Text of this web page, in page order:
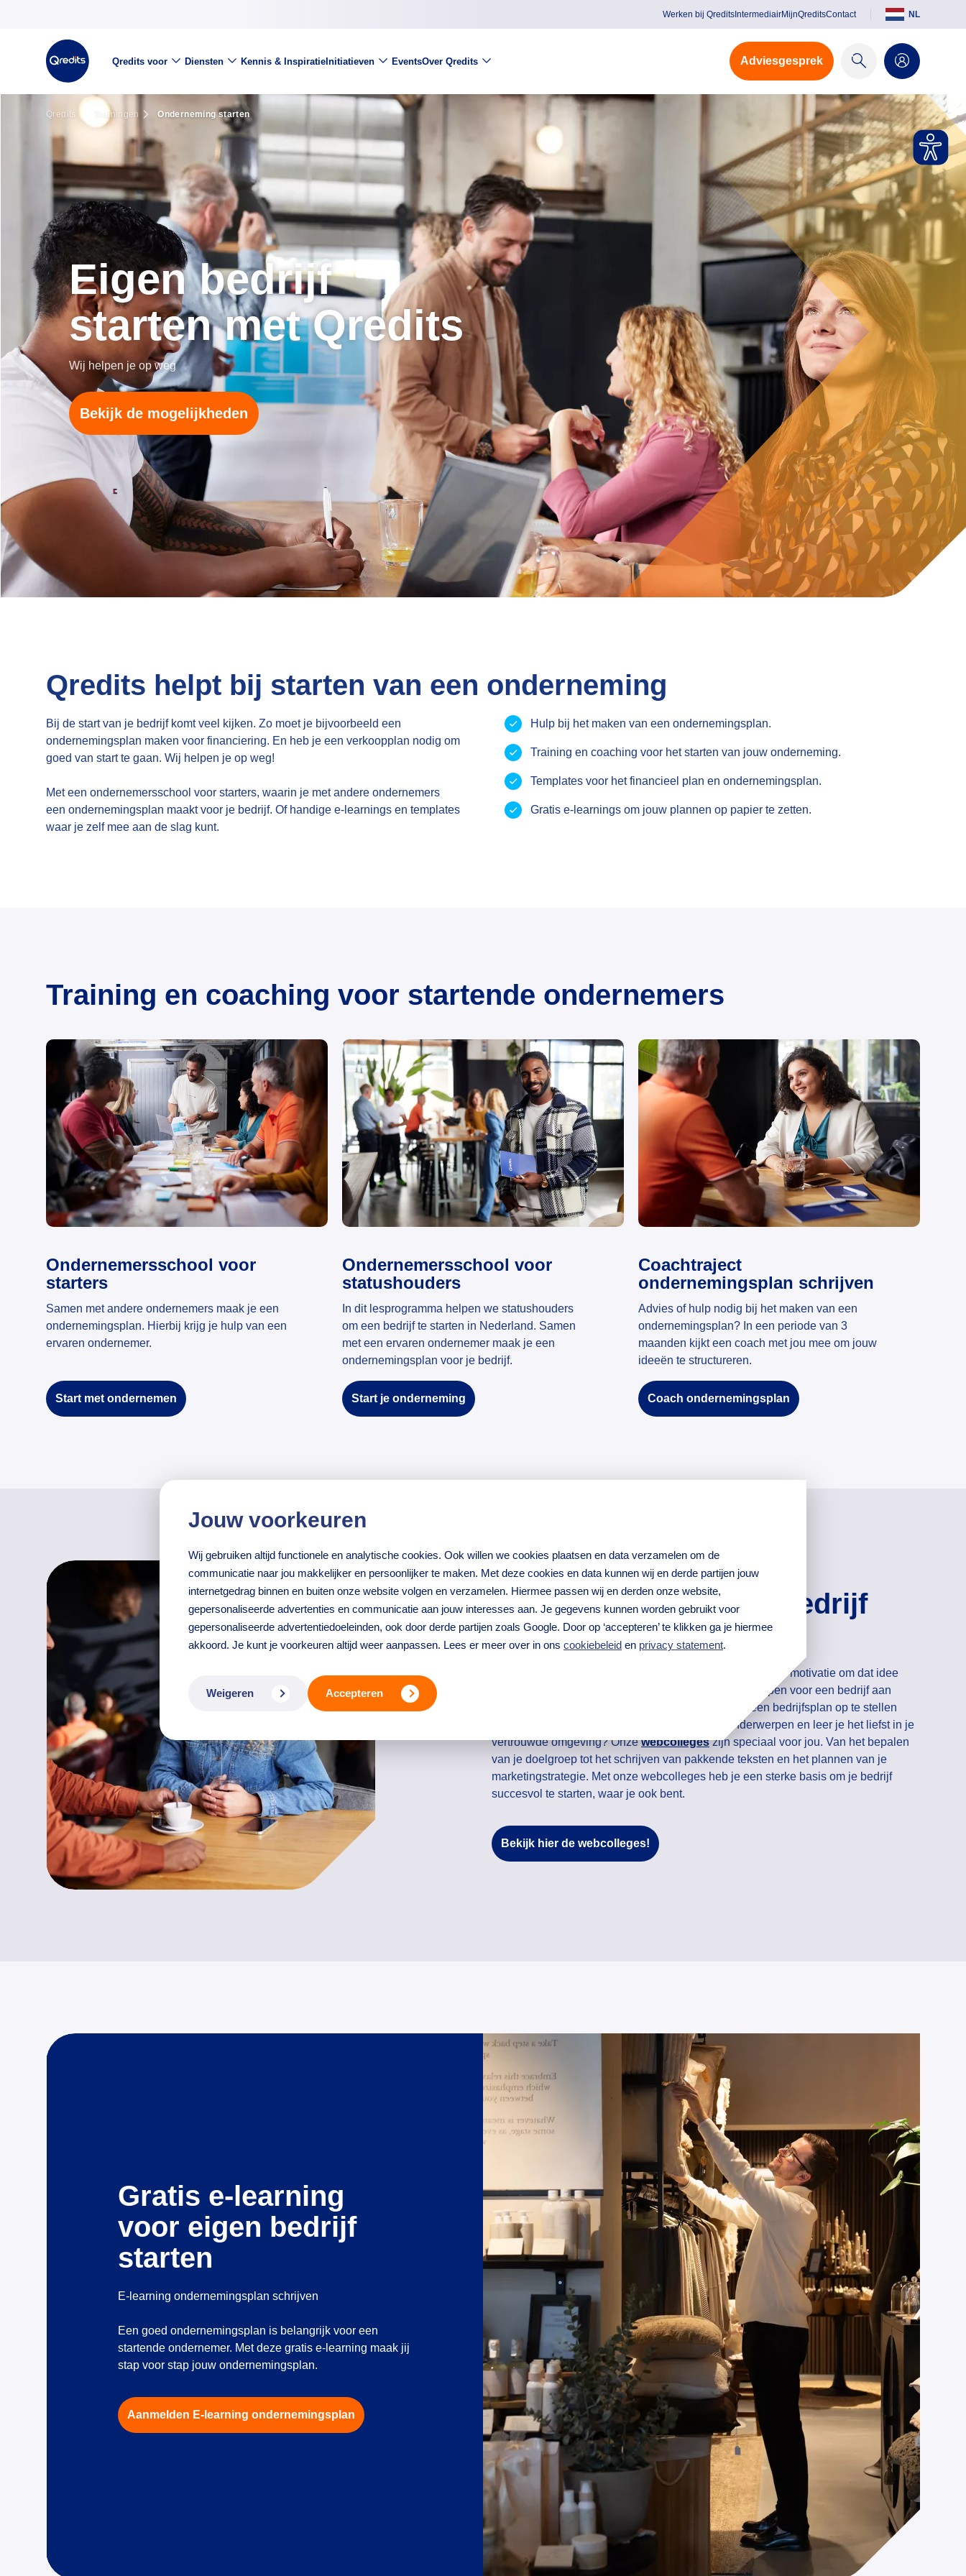
Jouw voorkeuren
Wij gebruiken altijd functionele en analytische cookies. Ook willen we cookies plaatsen en data verzamelen om de
communicatie naar jou makkelijker en persoonlijker te maken. Met deze cookies en data kunnen wij en derde partijen jouw
internetgedrag binnen en buiten onze website volgen en verzamelen. Hiermee passen wij en derden onze website,
gepersonaliseerde advertenties en communicatie aan jouw interesses aan. Je gegevens kunnen worden gebruikt voor
gepersonaliseerde advertentiedoeleinden, ook door derde partijen zoals Google. Door op ‘accepteren’ te klikken ga je hiermee
akkoord. Je kunt je voorkeuren altijd weer aanpassen. Lees er meer over in ons cookiebeleid en privacy statement.
Weigeren Accepteren
Werken bij Qredits IntermediairMijnQreditsContact NL
Qredits voor Diensten Kennis & InspiratieInitiatieven EventsOver Qredits Adviesgesprek
Qredits Trainingen Onderneming starten
Eigen bedrijf
starten met Qredits
Wij helpen je op weg
Bekijk de mogelijkheden
Qredits helpt bij starten van een onderneming
Bij de start van je bedrijf komt veel kijken. Zo moet je bijvoorbeeld een
ondernemingsplan maken voor financiering. En heb je een verkoopplan nodig om
goed van start te gaan. Wij helpen je op weg!
Met een ondernemersschool voor starters, waarin je met andere ondernemers
een ondernemingsplan maakt voor je bedrijf. Of handige e-learnings en templates
waar je zelf mee aan de slag kunt.
Hulp bij het maken van een ondernemingsplan.
Training en coaching voor het starten van jouw onderneming.
Templates voor het financieel plan en ondernemingsplan.
Gratis e-learnings om jouw plannen op papier te zetten.
Training en coaching voor startende ondernemers
Ondernemersschool voor
starters
Samen met andere ondernemers maak je een
ondernemingsplan. Hierbij krijg je hulp van een
ervaren ondernemer.
Start met ondernemen
Ondernemersschool voor
statushouders
In dit lesprogramma helpen we statushouders
om een bedrijf te starten in Nederland. Samen
met een ervaren ondernemer maak je een
ondernemingsplan voor je bedrijf.
Start je onderneming
Coachtraject
ondernemingsplan schrijven
Advies of hulp nodig bij het maken van een
ondernemingsplan? In een periode van 3
maanden kijkt een coach met jou mee om jouw
ideeën te structureren.
Coach ondernemingsplan
Hoe kan ik een eigen bedrijf
starten vanuit huis?
Een eigen onderneming starten begint met een idee en de motivatie om dat idee
werkelijkheid te maken. Maar hoe zet je de eerste stappen voor een bedrijf aan
huis? Onze e-learnings en templates helpen je om een bedrijfsplan op te stellen
vanuit huis. Wil je meer weten over specifieke onderwerpen en leer je het liefst in je
vertrouwde omgeving? Onzewebcollegeszijn speciaal voor jou. Van het bepalen
van je doelgroep tot het schrijven van pakkende teksten en het plannen van je
marketingstrategie. Met onze webcolleges heb je een sterke basis om je bedrijf
succesvol te starten, waar je ook bent.
Bekijk hier de webcolleges!
Gratis e-learning
voor eigen bedrijf
starten
E-learning ondernemingsplan schrijven
Een goed ondernemingsplan is belangrijk voor een
startende ondernemer. Met deze gratis e-learning maak jij
stap voor stap jouw ondernemingsplan.
Aanmelden E-learning ondernemingsplan